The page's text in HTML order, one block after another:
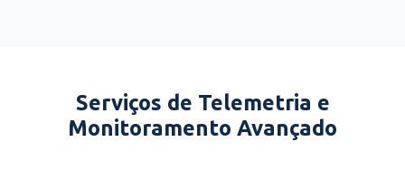
Serviços de Telemetria e
Monitoramento Avançado